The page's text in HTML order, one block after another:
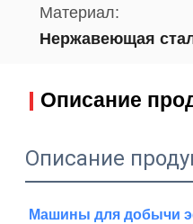
Материал:
Нержавеющая
Описание
Описание
Машины для добычи